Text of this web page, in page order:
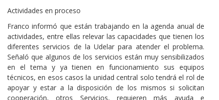
Actividades en proceso
Franco informó que están trabajando en la agenda anual de
actividades, entre ellas relevar las capacidades que tienen los
diferentes servicios de la Udelar para atender el problema.
Señaló que algunos de los servicios están muy sensibilizados
en el tema y ya tienen en funcionamiento sus equipos
técnicos, en esos casos la unidad central solo tendrá el rol de
apoyar y estar a la disposición de los mismos si solicitan
cooperación, otros Servicios, requieren más ayuda e